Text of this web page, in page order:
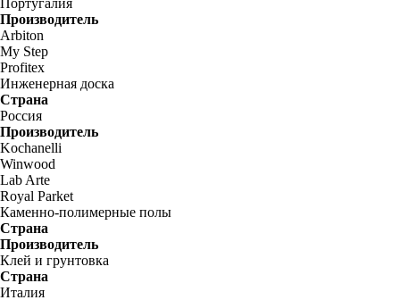
Португалия
Производитель
Arbiton
My Step
Profitex
Инженерная доска
Страна
Россия
Производитель
Kochanelli
Winwood
Lab Arte
Royal Parket
Каменно-полимерные полы
Страна
Производитель
Клей и грунтовка
Страна
Италия